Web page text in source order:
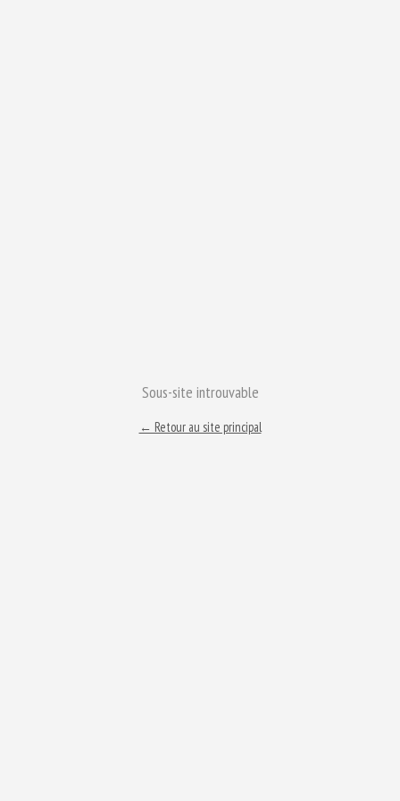
Sous-site introuvable
← Retour au site principal